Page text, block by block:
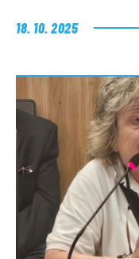
18. 10. 2025